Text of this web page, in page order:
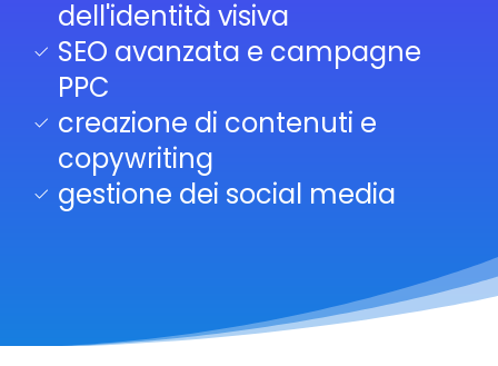
dell'identità visiva
SEO avanzata e campagne
PPC
creazione di contenuti e
copywriting
gestione dei social media